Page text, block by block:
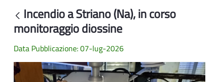
Indietro
Incendio a Striano (Na), in corso
monitoraggio diossine
Data Pubblicazione: 07-lug-2026